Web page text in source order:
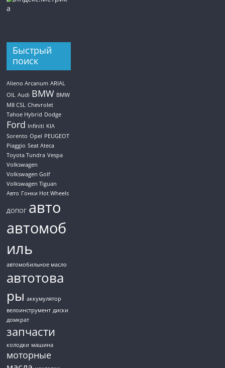
Быстрый
поиск
Alieno Arcanum ARIAL
OIL
Audi BMW BMW
M8 CSL
Chevrolet
Tahoe Hybrid Dodge
Ford Infiniti KIA
Sorento Opel PEUGEOT
Piaggio Seat Ateca
Toyota Tundra Vespa
Volkswagen
Volkswagen Golf
Volkswagen Tiguan
Авто Гонки Hot Wheels
ДОПОГ авто
автомоб
иль
автомобильное масло
автотова
ры аккумулятор
велоинструмент диски
домкрат
запчасти
колодки машина
моторные